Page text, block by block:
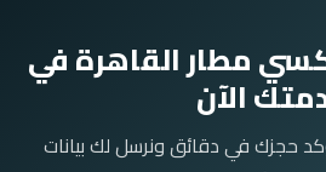
مطار القاهرة في
الآن
حجزك في دقائق ونرسل لك بيانات